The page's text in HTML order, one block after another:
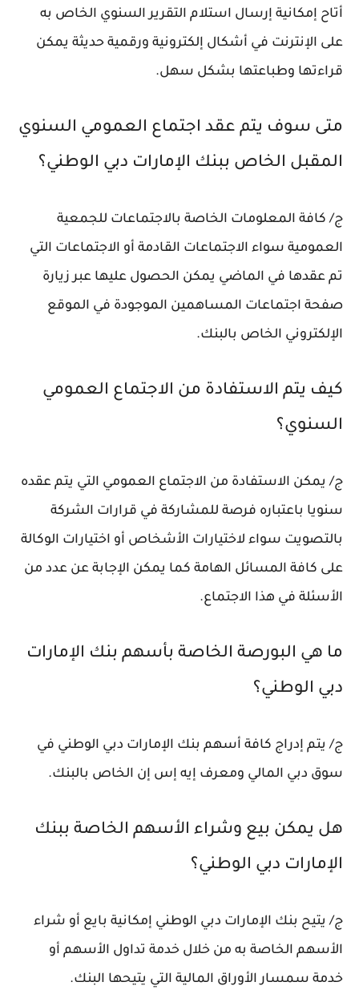
أتاح إمكانية إرسال استلام التقرير السنوي الخاص به
على الإنترنت في أشكال إلكترونية ورقمية حديثة يمكن
قراءتها وطباعتها بشكل سهل.
متى سوف يتم عقد اجتماع العمومي السنوي
المقبل الخاص ببنك الإمارات دبي الوطني؟
ج/ كافة المعلومات الخاصة بالاجتماعات للجمعية
العمومية سواء الاجتماعات القادمة أو الاجتماعات التي
تم عقدها في الماضي يمكن الحصول عليها عبر زيارة
صفحة اجتماعات المساهمين الموجودة في الموقع
الإلكتروني الخاص بالبنك.
كيف يتم الاستفادة من الاجتماع العمومي
السنوي؟
ج/ يمكن الاستفادة من الاجتماع العمومي التي يتم عقده
سنويا باعتباره فرصة للمشاركة في قرارات الشركة
بالتصويت سواء لاختيارات الأشخاص أو اختيارات الوكالة
على كافة المسائل الهامة كما يمكن الإجابة عن عدد من
الأسئلة في هذا الاجتماع.
ما هي البورصة الخاصة بأسهم بنك الإمارات
دبي الوطني؟
ج/ يتم إدراج كافة أسهم بنك الإمارات دبي الوطني في
سوق دبي المالي ومعرف إيه إس إن الخاص بالبنك.
هل يمكن بيع وشراء الأسهم الخاصة ببنك
الإمارات دبي الوطني؟
ج/ يتيح بنك الإمارات دبي الوطني إمكانية بايع أو شراء
الأسهم الخاصة به من خلال خدمة تداول الأسهم أو
خدمة سمسار الأوراق المالية التي يتيحها البنك.